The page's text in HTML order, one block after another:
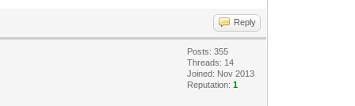
Reply
Posts: 355
Threads: 14
Joined: Nov 2013
Reputation:1